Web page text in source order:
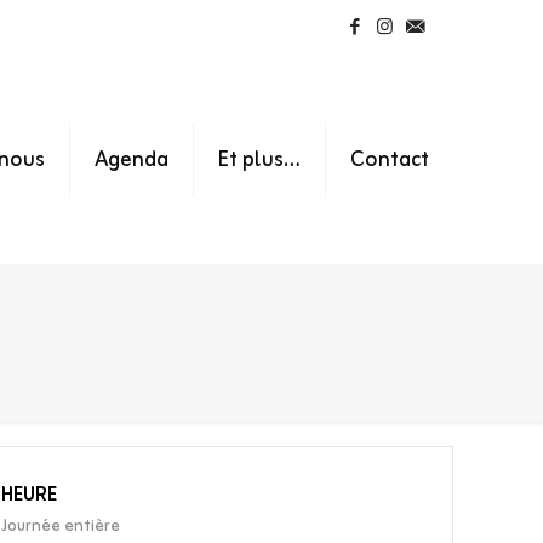
Agenda Et plus… Contact
HEURE
Journée entière